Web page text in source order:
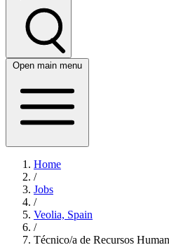
Open main menu
Home
/
Jobs
/
Veolia, Spain
/
Técnico/a de Recursos